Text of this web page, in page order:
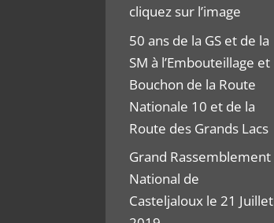
cliquez sur l’image
50 ans de la GS et de la
SM à l’Embouteillage et
Bouchon de la Route
Nationale 10 et de la
Route des Grands Lacs
Grand Rassemblement
National de
Casteljaloux le 21 Juillet